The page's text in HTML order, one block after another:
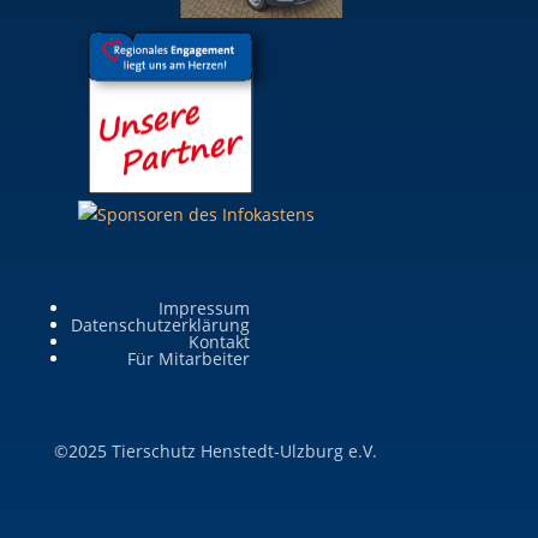
Impressum
Datenschutzerklärung
Kontakt
Für Mitarbeiter
©2025 Tierschutz Henstedt-Ulzburg e.V.